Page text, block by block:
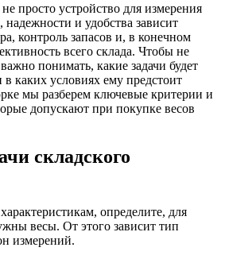
просто устройство для измерения
и удобства зависит
контроль запасов и, в конечном
всего склада. Чтобы не
понимать, какие задачи будет
каких условиях ему предстоит
мы разберем ключевые критерии и
допускают при покупке весов
складского
определите, для
весы. От этого зависит тип
измерений.